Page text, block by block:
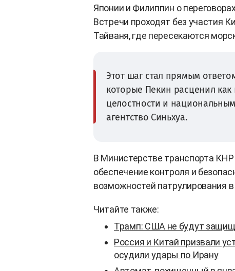
Японии и Филиппин о
Встречи проходят без участия
Тайваня, где пересекаются
Этот шаг стал прямым
которые Пекин расценил
целостности и
агентство Синьхуа.
В Министерстве транспорта КНР
обеспечение контроля и
возможностей патрулирования
Читайте также:
Трамп: США не будут
Россия и Китай призвали
осудили удары по Ирану